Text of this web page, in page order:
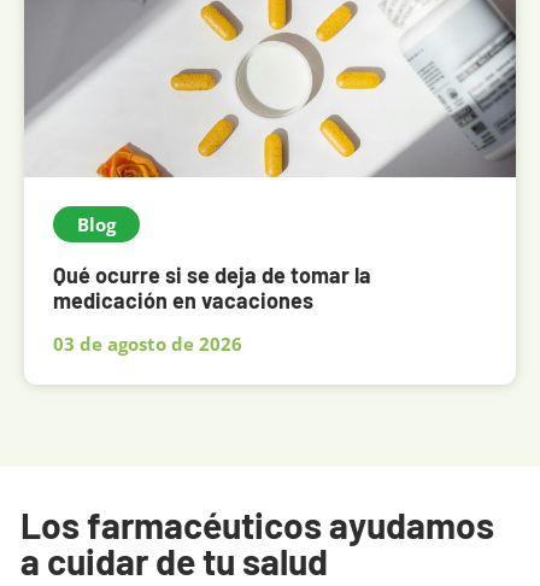
Blog
Qué ocurre si se deja de tomar la
medicación en vacaciones
03 de agosto de 2026
Los farmacéuticos ayudamos
a cuidar de tu salud